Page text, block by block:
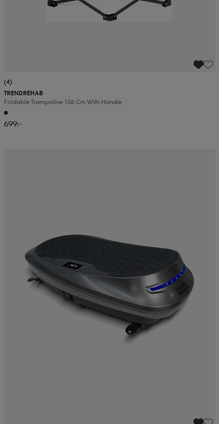
(4)
TRENDREHAB
Foldable Trampoline 106 Cm With Handle
699:-